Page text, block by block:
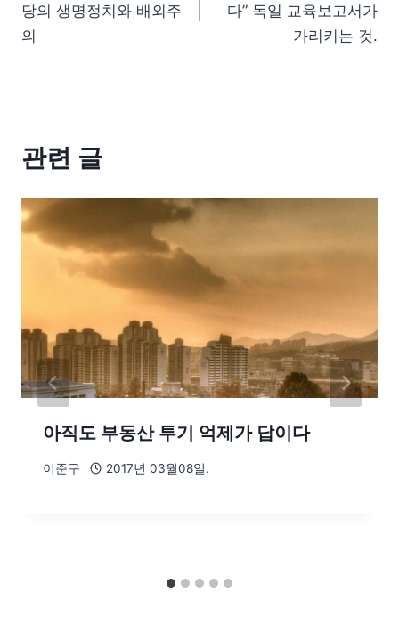
당의 생명정치와 배외주
의
다” 독일 교육보고서가
가리키는 것.
관련 글
아직도 부동산 투기 억제가 답이다
이준구 2017년 03월08일.